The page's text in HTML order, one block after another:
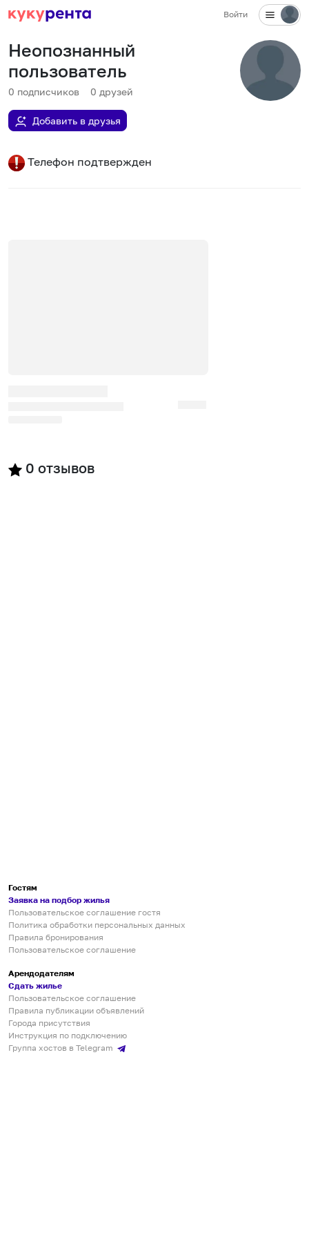
Войти
Неопознанный
пользователь
0 подписчиков 0 друзей
Добавить в друзья
Телефон подтвержден
0 отзывов
Гостям
Заявка на подбор жилья
Пользовательское соглашение гостя
Политика обработки персональных данных
Правила бронирования
Пользовательское соглашение
Арендодателям
Сдать жилье
Пользовательское соглашение
Правила публикации объявлений
Города присутствия
Инструкция по подключению
Группа хостов в Telegram